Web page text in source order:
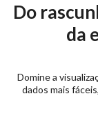
Do
da
Domine a
dados mais